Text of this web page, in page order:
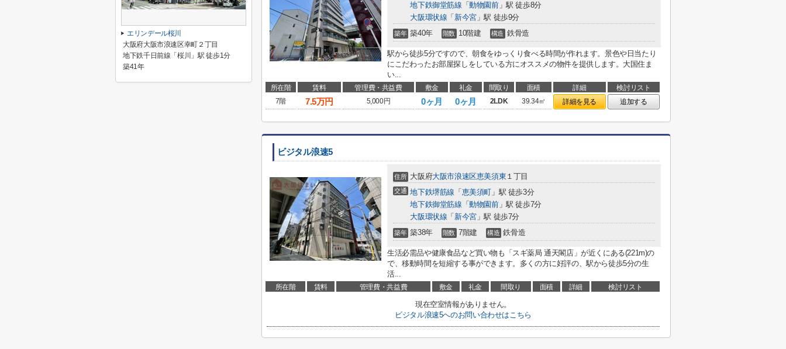
地下鉄御堂筋線 「動物園前」駅 徒歩8分
大阪環状線 「 新今宮」駅 徒歩9分
築年 築40年 階数 10階建 構造 鉄骨造
駅から徒歩5分ですので、朝食をゆっくり食べる時間が作れます。景色や日当たり
にこだわったお部屋探しをしている方にオススメの物件を提供します。大国住ま
い...
所在階 賃料 管理費・共益費 敷金 礼金 間取り 面積 詳細
検討リスト
7階
7.5万円 5,000円 0ヶ月 0ヶ月 2LDK 39.34㎡ 詳細を見る 追加する
ビジタル浪速5
住所 大阪府大阪市浪速区恵美須東 １丁目
交通 地下鉄堺筋線 「 恵美須町 」駅 徒歩3分
地下鉄御堂筋線 「動物園前」駅 徒歩7分
大阪環状線 「 新今宮」駅 徒歩7分
築年 築38年 階数 7階建 構造 鉄骨造
生活必需品や健康食品など買い物も「スギ薬局 通天閣店」が近くにある(221m)の
で、移動時間を短縮する事ができます。多くの方に好評の、駅から徒歩5分の生
活...
所在階 賃料 管理費・共益費 敷金 礼金 間取り 面積 詳細 検討リスト
現在空室情報がありません。
ビジタル浪速5へのお問い合わせはこちら
エリンデール桜川
大阪府大阪市浪速区幸町２丁目
地下鉄千日前線「桜川」駅 徒歩1分
築41年